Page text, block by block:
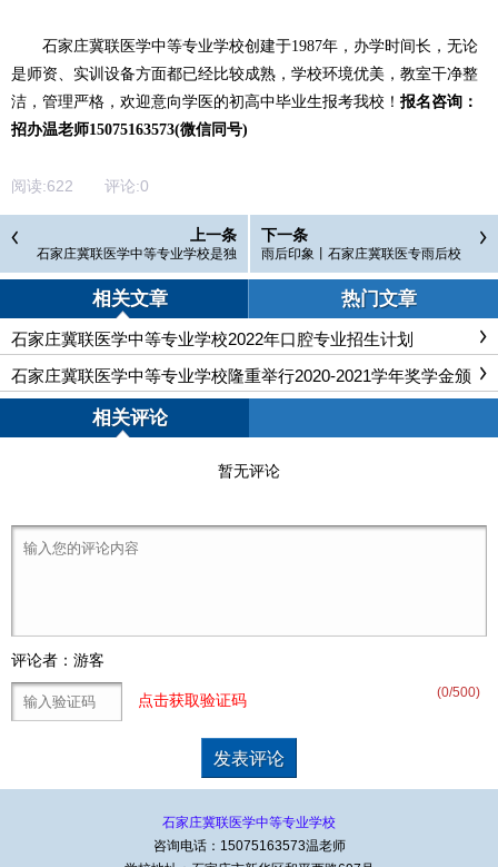
石家庄冀联医学中等专业学校创建于1987年，办学时间长，无论
是师资、实训设备方面都已经比较成熟，学校环境优美，教室干净整
洁，管理严格，欢迎意向学医的初高中毕业生报考我校！ 报名咨询：
招办温老师15075163573(微信同号)
阅读:622 评论:0
上一条
石家庄冀联医学中等专业学校是独
下一条
雨后印象丨石家庄冀联医专雨后校
相关文章 热门文章
石家庄冀联医学中等专业学校2022年口腔专业招生计划
石家庄冀联医学中等专业学校隆重举行2020-2021学年奖学金颁
奖大会
相关评论
暂无评论
评论者：游客
(0/500)
点击获取验证码
石家庄冀联医学中等专业学校
咨询电话：15075163573温老师